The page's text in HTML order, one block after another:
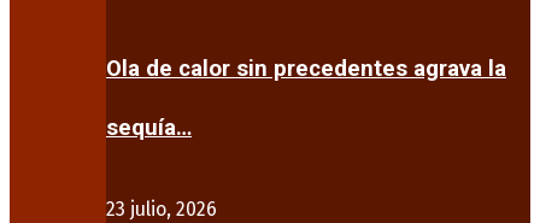
Ola de calor sin precedentes agrava la
sequía…
23 julio, 2026